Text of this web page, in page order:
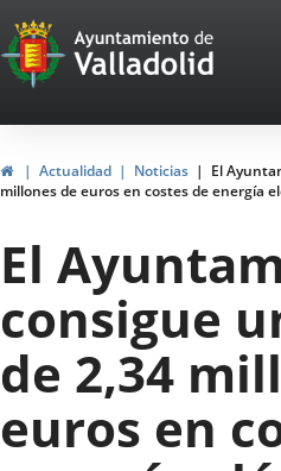
Portal
Web
del
Ayuntamiento
de
Valladolid
InicioActualidad Noticias
El
millones de euros en costes de energía
El
consigue
de 2,34
euros en